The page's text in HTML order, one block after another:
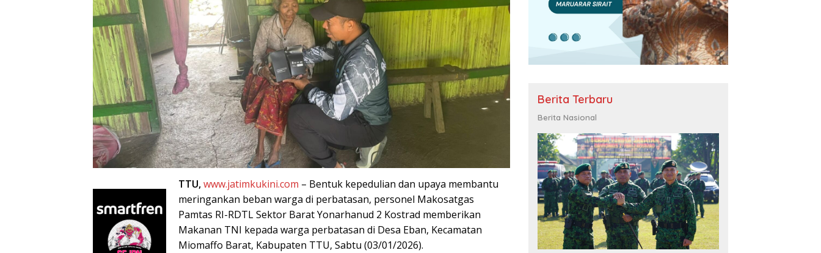
TTU,www.jatimkukini.com – Bentuk kepedulian dan upaya membantu
meringankan beban warga di perbatasan, personel Makosatgas
Pamtas RI-RDTL Sektor Barat Yonarhanud 2 Kostrad memberikan
Makanan TNI kepada warga perbatasan di Desa Eban, Kecamatan
Miomaffo Barat, Kabupaten TTU, Sabtu (03/01/2026).
Berita Terbaru
Berita Nasional